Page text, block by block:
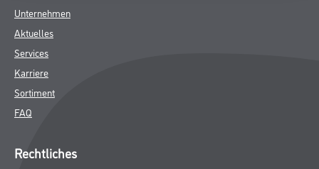
Unternehmen
Aktuelles
Services
Karriere
Sortiment
FAQ
Rechtliches